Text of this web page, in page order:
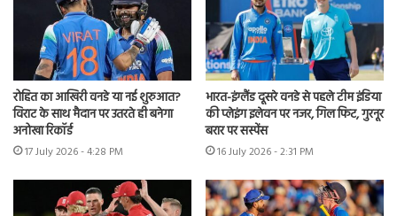
रोहित का आखिरी वनडे या नई शुरुआत?
विराट के साथ मैदान पर उतरते ही बनेगा
अनोखा रिकॉर्ड
17 July 2026 - 4:28 PM
भारत-इंग्लैंड दूसरे वनडे से पहले टीम इंडिया
की प्लेइंग इलेवन पर नजर, गिल फिट, गुरनूर
बरार पर सस्पेंस
16 July 2026 - 2:31 PM